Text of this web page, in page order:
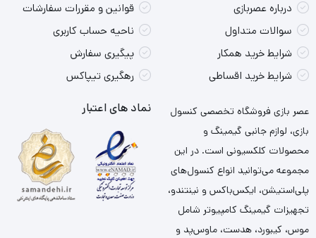
درباره عصربازی
سوالات متداول
شرایط خرید همکار
شرایط خرید اقساطی
قوانین و مقررات سفارشات
ناحیه حساب کاربری
پیگیری سفارش
رهگیری تیپاکس
عصر بازی فروشگاه تخصصی کنسول
بازی، لوازم جانبی گیمینگ و
محصولات کلکسیونی است. در این
مجموعه می‌توانید انواع کنسول‌های
پلی‌استیشن، ایکس‌باکس و نینتندو،
تجهیزات گیمینگ کامپیوتر شامل
موس، کیبورد، هدست، ماوس‌پد و
نماد های اعتبار